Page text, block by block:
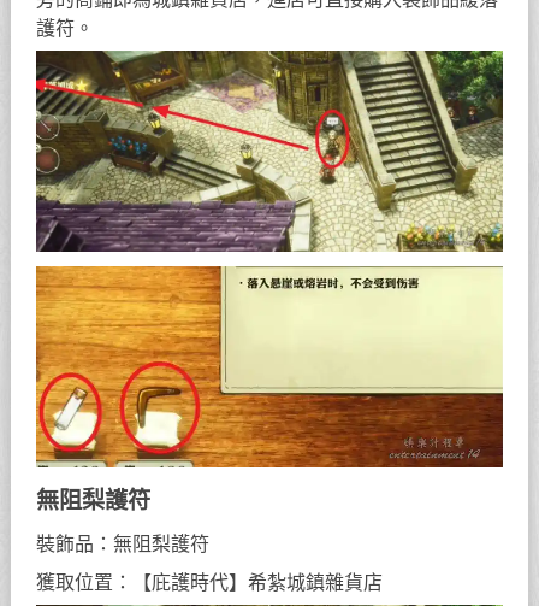
護符。
無阻梨護符
裝飾品：無阻梨護符
獲取位置：【庇護時代】希紮城鎮雜貨店